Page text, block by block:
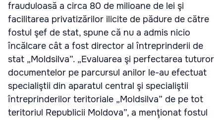
frauduloasă a circa 80 de milioane de lei şi
facilitarea privatizărilor ilicite de pădure de către
fostul şef de stat, spune că nu a admis nicio
încălcare cât a fost director al întreprinderii de
stat „Moldsilva”. „Evaluarea şi perfectarea tuturor
documentelor pe parcursul anilor le-au efectuat
specialiştii din aparatul central şi specialiştii
întreprinderilor teritoriale „Moldsilva” de pe tot
teritoriul Republicii Moldova”, a menţionat fostul